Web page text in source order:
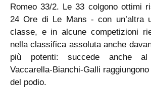
Romeo 33/2. Le 33 colgono ottimi
24 Ore di Le Mans - con un’altra
classe, e in alcune competizioni
nella classifica assoluta anche
più potenti: succede anche al
Vaccarella-Bianchi-Galli
del podio.